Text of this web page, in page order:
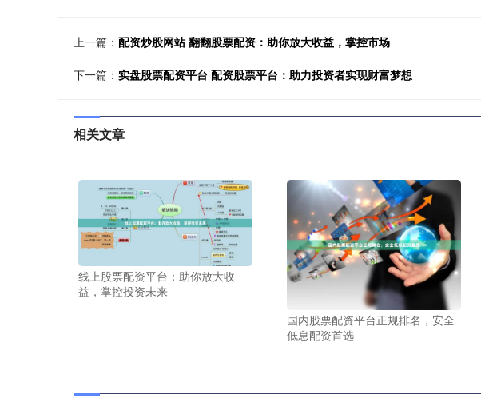
上一篇： 配资炒股网站 翻翻股票配资：助你放大收益，掌控市场
下一篇： 实盘股票配资平台 配资股票平台：助力投资者实现财富梦想
相关文章
线上股票配资平台：助你放大收
益，掌控投资未来
国内股票配资平台正规排名，安全
低息配资首选